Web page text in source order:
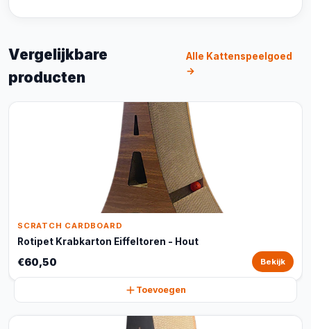
Vergelijkbare
producten
Alle Kattenspeelgoed
→
SCRATCH CARDBOARD
Rotipet Krabkarton Eiffeltoren - Hout
€60,50 Bekijk
Toevoegen